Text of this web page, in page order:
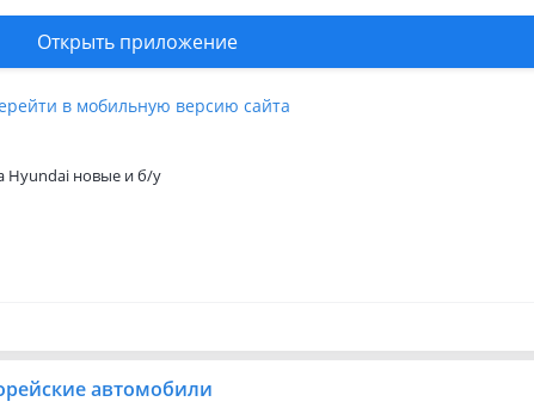
Открыть приложение
в мобильную версию сайта
Hyundai новые и б/у
автомобили